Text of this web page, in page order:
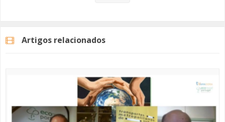
Categorias Programas
Artigos relacionados